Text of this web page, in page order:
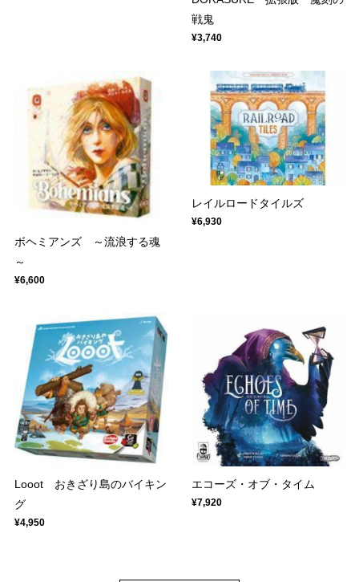
戦鬼
¥3,740
ボヘミアンズ ～流浪する魂
～
¥6,600
レイルロードタイルズ
¥6,930
Looot おきざり島のバイキン
グ
¥4,950
エコーズ・オブ・タイム
¥7,920